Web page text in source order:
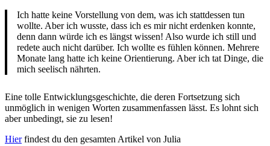
Ich hatte keine Vorstellung von dem, was ich stattdessen tun
wollte. Aber ich wusste, dass ich es mir nicht erdenken konnte,
denn dann würde ich es längst wissen! Also wurde ich still und
redete auch nicht darüber. Ich wollte es fühlen können. Mehrere
Monate lang hatte ich keine Orientierung. Aber ich tat Dinge, die
mich seelisch nährten.
Eine tolle Entwicklungsgeschichte, die deren Fortsetzung sich
unmöglich in wenigen Worten zusammenfassen lässt. Es lohnt sich
aber unbedingt, sie zu lesen!
Hierfindest du den gesamten Artikel von Julia